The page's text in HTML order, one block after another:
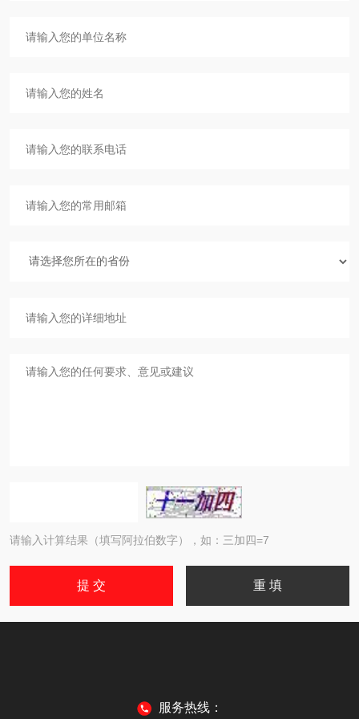
请输入计算结果（填写阿拉伯数字），如：三加四=7
服务热线：